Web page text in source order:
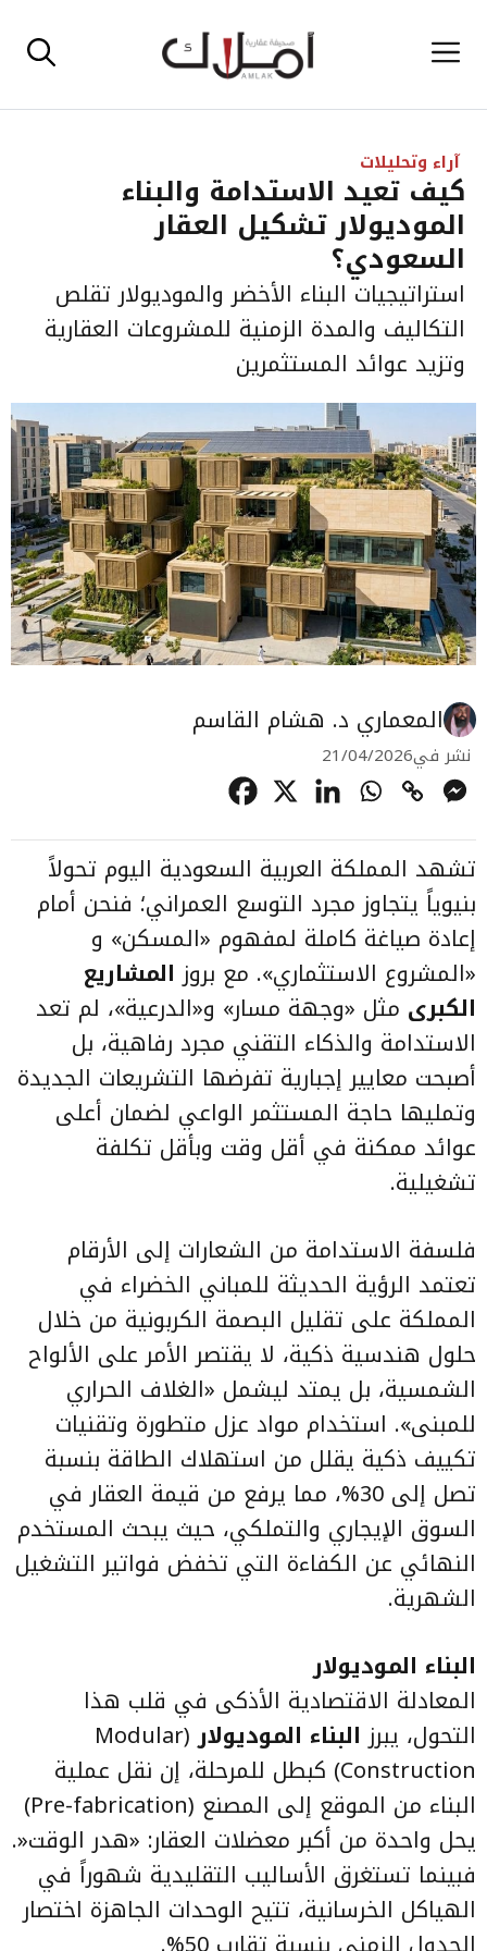
إلى القائمة
آراء وتحليلات
كيف تعيد الاستدامة والبناء
الموديولار تشكيل العقار
السعودي؟
استراتيجيات البناء الأخضر والموديولار تقلص
التكاليف والمدة الزمنية للمشروعات العقارية
وتزيد عوائد المستثمرين
المعماري د. هشام القاسم
نشر في21/04/2026
تشهد المملكة العربية السعودية اليوم تحولاً
بنيوياً يتجاوز مجرد التوسع العمراني؛ فنحن أمام
إعادة صياغة كاملة لمفهوم «المسكن» و
«المشروع الاستثماري». مع بروز المشاريع
الكبرى مثل «وجهة مسار» و«الدرعية»، لم تعد
الاستدامة والذكاء التقني مجرد رفاهية، بل
أصبحت معايير إجبارية تفرضها التشريعات الجديدة
وتمليها حاجة المستثمر الواعي لضمان أعلى
عوائد ممكنة في أقل وقت وبأقل تكلفة
تشغيلية.
فلسفة الاستدامة من الشعارات إلى الأرقام
تعتمد الرؤية الحديثة للمباني الخضراء في
المملكة على تقليل البصمة الكربونية من خلال
حلول هندسية ذكية، لا يقتصر الأمر على الألواح
الشمسية، بل يمتد ليشمل «الغلاف الحراري
للمبنى». استخدام مواد عزل متطورة وتقنيات
تكييف ذكية يقلل من استهلاك الطاقة بنسبة
تصل إلى 30%، مما يرفع من قيمة العقار في
السوق الإيجاري والتملكي، حيث يبحث المستخدم
النهائي عن الكفاءة التي تخفض فواتير التشغيل
الشهرية.
البناء الموديولار
المعادلة الاقتصادية الأذكى في قلب هذا
التحول، يبرز البناء الموديولار (Modular
Construction) كبطل للمرحلة، إن نقل عملية
البناء من الموقع إلى المصنع (Pre-fabrication)
يحل واحدة من أكبر معضلات العقار: «هدر الوقت«.
فبينما تستغرق الأساليب التقليدية شهوراً في
الهياكل الخرسانية، تتيح الوحدات الجاهزة اختصار